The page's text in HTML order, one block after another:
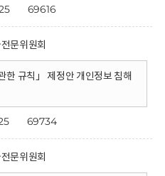
69616
문위원회
한 규칙」 제정안 개인정보 침해
69734
문위원회